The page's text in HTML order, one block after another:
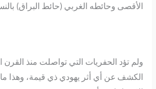
الأقصى وحائطه الغربي (حائط البراق)
ولم تؤد الحفريات التي تواصلت منذ
الكشف عن أي أثر يهودي ذي قيمة، وهذا